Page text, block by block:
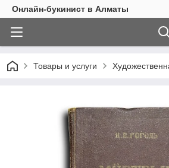
Онлайн-букинист в Алматы
Товары и услуги